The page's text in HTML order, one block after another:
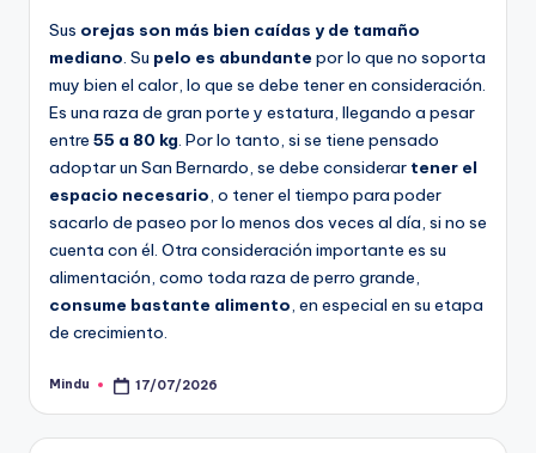
Sus orejas son más bien caídas y de tamaño
mediano. Su pelo es abundante por lo que no soporta
muy bien el calor, lo que se debe tener en consideración.
Es una raza de gran porte y estatura, llegando a pesar
entre 55 a 80 kg. Por lo tanto, si se tiene pensado
adoptar un San Bernardo, se debe considerar tener el
espacio necesario, o tener el tiempo para poder
sacarlo de paseo por lo menos dos veces al día, si no se
cuenta con él. Otra consideración importante es su
alimentación, como toda raza de perro grande,
consume bastante alimento, en especial en su etapa
de crecimiento.
Publicado
Mindu 17/07/2026